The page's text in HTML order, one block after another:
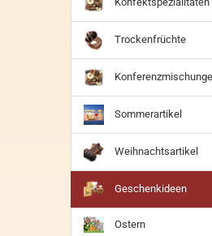
Trockenfrüchte
Sommerartikel
Weihnachtsartikel
Geschenkideen
Ostern